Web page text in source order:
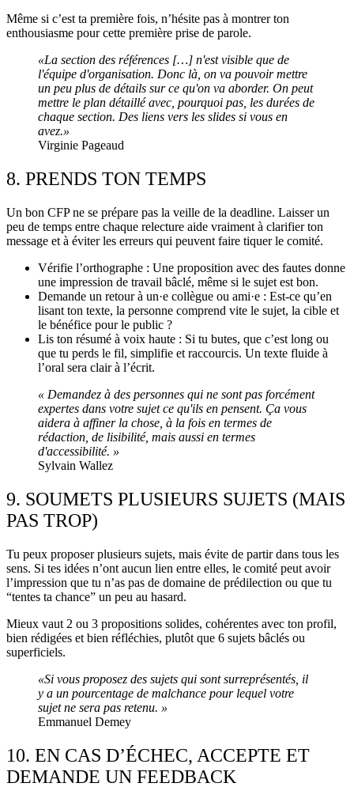
Même si c’est ta première fois, n’hésite pas à montrer ton
enthousiasme pour cette première prise de parole.
«La section des références […] n'est visible que de
l'équipe d'organisation. Donc là, on va pouvoir mettre
un peu plus de détails sur ce qu'on va aborder. On peut
mettre le plan détaillé avec, pourquoi pas, les durées de
chaque section. Des liens vers les slides si vous en
avez.»
Virginie Pageaud
8. PRENDS TON TEMPS
Un bon CFP ne se prépare pas la veille de la deadline. Laisser un
peu de temps entre chaque relecture aide vraiment à clarifier ton
message et à éviter les erreurs qui peuvent faire tiquer le comité.
Vérifie l’orthographe : Une proposition avec des fautes donne
une impression de travail bâclé, même si le sujet est bon.
Demande un retour à un·e collègue ou ami·e : Est-ce qu’en
lisant ton texte, la personne comprend vite le sujet, la cible et
le bénéfice pour le public ?
Lis ton résumé à voix haute : Si tu butes, que c’est long ou
que tu perds le fil, simplifie et raccourcis. Un texte fluide à
l’oral sera clair à l’écrit.
« Demandez à des personnes qui ne sont pas forcément
expertes dans votre sujet ce qu'ils en pensent. Ça vous
aidera à affiner la chose, à la fois en termes de
rédaction, de lisibilité, mais aussi en termes
d'accessibilité. »
Sylvain Wallez
9. SOUMETS PLUSIEURS SUJETS (MAIS
PAS TROP)
Tu peux proposer plusieurs sujets, mais évite de partir dans tous les
sens. Si tes idées n’ont aucun lien entre elles, le comité peut avoir
l’impression que tu n’as pas de domaine de prédilection ou que tu
“tentes ta chance” un peu au hasard.
Mieux vaut 2 ou 3 propositions solides, cohérentes avec ton profil,
bien rédigées et bien réfléchies, plutôt que 6 sujets bâclés ou
superficiels.
«Si vous proposez des sujets qui sont surreprésentés, il
y a un pourcentage de malchance pour lequel votre
sujet ne sera pas retenu. »
Emmanuel Demey
10. EN CAS D’ÉCHEC, ACCEPTE ET
DEMANDE UN FEEDBACK